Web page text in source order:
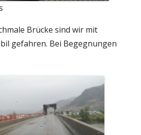
Brücke sind wir mit
gefahren. Bei Begegnungen